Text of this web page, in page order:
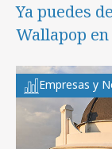
Ya puedes
Wallapop
Empresas y